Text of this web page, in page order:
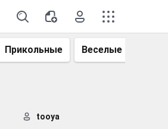
Прикольные Веселые
tooya